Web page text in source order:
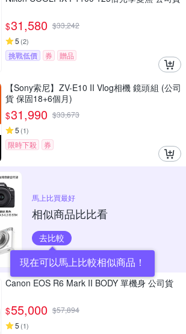
$31,580 $33,242
5 (2)
挑戰低價 券 贈品
【Sony索尼】ZV-E10 II Vlog相機 鏡頭組 (公司
貨 保固18+6個月)
$31,990 $33,673
5 (1)
限時下殺 券
馬上比買最好
相似商品比比看
去比較
現在可以馬上比較相似商品！
Canon EOS R6 Mark II BODY 單機身 公司貨
$55,000 $57,894
5 (1)